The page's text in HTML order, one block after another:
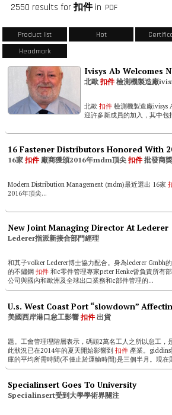
2550 results for扣件in PDF
Product list Hot
Headmark
Ivisys Ab Welcomes
北歐扣件檢測機製造廠
北歐 扣件檢測機製造廠ivisys
迎許多新成員的加入，其中包
16家扣件廠商獲頒2016年mdm頂尖扣件批發商獎
Modern Distribution Management (mdm)最近選出 16家
2016年頂尖...
New Joint Managing Director At Lederer
Lederer指派新接合部門經理
和其子volker Lederer博士協力配合。身為lederer Gmbh
的不鏽鋼 扣件和c零件管理專家peter Henke曾負責所有
公司與國內和歐洲及全球出口業務和c部件管理的...
U.s. West Coast Port “slowdown”
美國西岸港口怠工影響扣件出貨
題。工會管理理階層表示，碼頭2萬名工人之所以怠工，
此狀況已在2014年的夏天開始影響到 扣件 產業。
庫的平均所需時間(不僅止於運輸時間)是三個半月。現在
Specialinsert Goes To University
Specialinsert受到大學學術界關注